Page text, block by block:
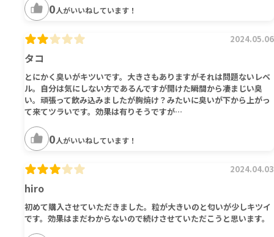
0人がいいねしています！
タコ
2024.05.06
とにかく臭いがキツいです。大きさもありますがそれは問題ないレベ
ル。自分は気にしない方であるんですが開けた瞬間から凄まじい臭
い。頑張って飲み込みましたが胸焼け？みたいに臭いが下から上がっ
て来てツラいです。効果は有りそうですが…
0人がいいねしています！
hiro
2024.04.03
初めて購入させていただきました。粒が大きいのと匂いが少しキツイ
です。効果はまだわからないので続けさせていただこうと思います。